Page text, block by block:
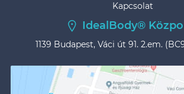
Kapcsolat
IdealBody®
1139 Budapest, Váci út 91. 2.em.